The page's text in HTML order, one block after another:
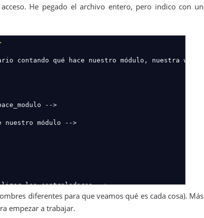
He pegado el archivo entero, pero indico con un
contando qué hace nuestro módulo, nuestra web,
-->
módulo -->
los controladores -->
diferentes para que veamos qué es cada cosa). Más
empezar a trabajar.